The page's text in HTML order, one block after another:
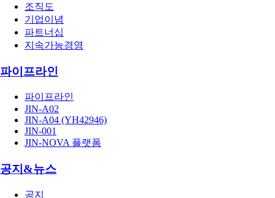
조직도
기업이념
파트너십
지속가능경영
파이프라인
파이프라인
JIN-A02
JIN-A04 (YH42946)
JIN-001
JIN-NOVA 플랫폼
공지&뉴스
공지